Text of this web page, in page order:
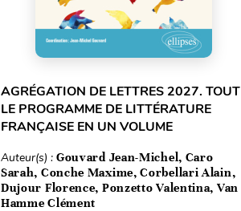
AGRÉGATION DE LETTRES 2027. TOUT
LE PROGRAMME DE LITTÉRATURE
FRANÇAISE EN UN VOLUME
Auteur(s) : Gouvard Jean-Michel, Caro
Sarah, Conche Maxime, Corbellari Alain,
Dujour Florence, Ponzetto Valentina, Van
Hamme Clément